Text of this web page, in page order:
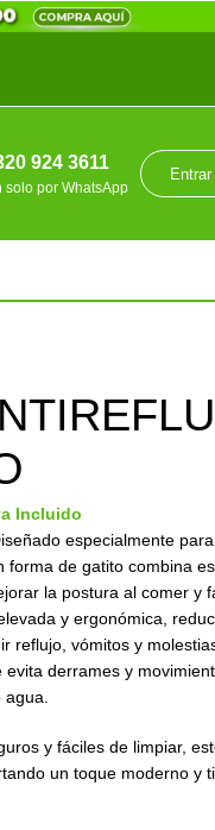
924 3611
solo por WhatsApp
Incluido
especialmente
de gatito combina
la postura al comer y
y ergonómica,
reflujo, vómitos y
derrames y
y fáciles de limpiar,
un toque moderno y